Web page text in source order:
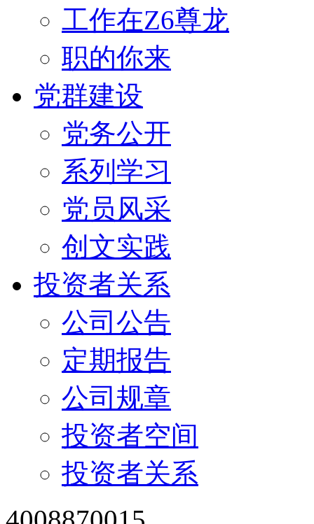
工作在Z6尊龙
职的你来
党群建设
党务公开
系列学习
党员风采
创文实践
投资者关系
公司公告
定期报告
公司规章
投资者空间
投资者关系